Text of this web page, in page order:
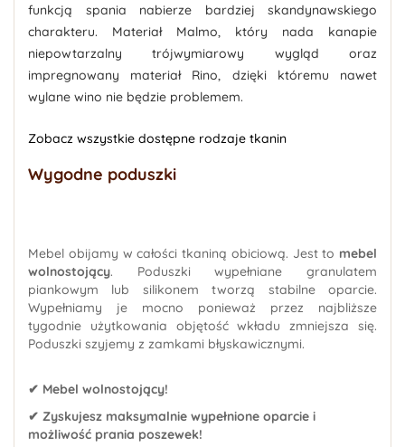
funkcją spania nabierze bardziej skandynawskiego
charakteru. Materiał Malmo, który nada kanapie
niepowtarzalny trójwymiarowy wygląd oraz
impregnowany materiał Rino, dzięki któremu nawet
wylane wino nie będzie problemem.
Zobacz wszystkie dostępne rodzaje tkanin
Wygodne poduszki
Mebel obijamy w całości tkaniną obiciową. Jest to mebel
wolnostojący. Poduszki wypełniane granulatem
piankowym lub silikonem tworzą stabilne oparcie.
Wypełniamy je mocno ponieważ przez najbliższe
tygodnie użytkowania objętość wkładu zmniejsza się.
Poduszki szyjemy z zamkami błyskawicznymi.
✔ Mebel wolnostojący!
✔ Zyskujesz maksymalnie wypełnione oparcie i
możliwość prania poszewek!